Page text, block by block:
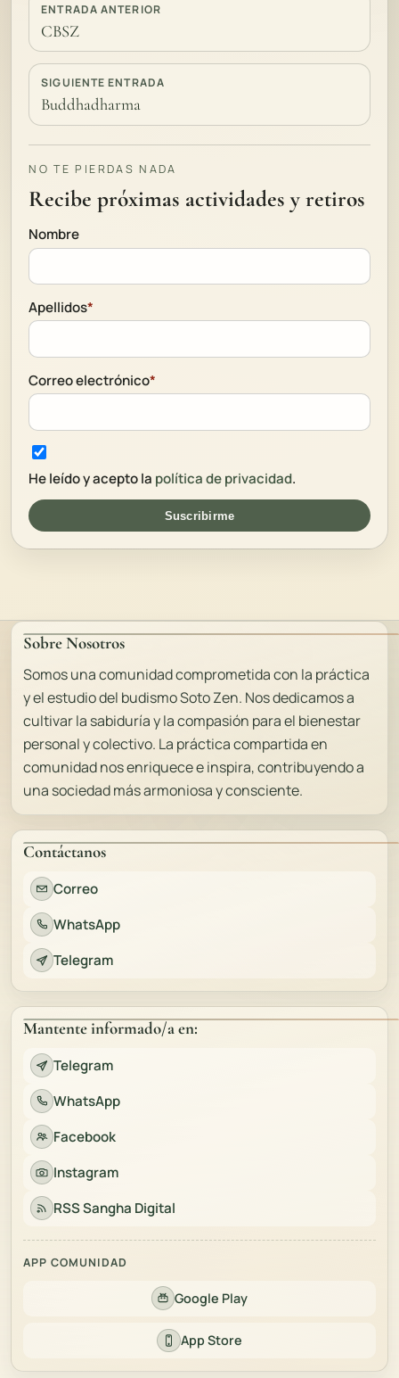
ENTRADA ANTERIOR
CBSZ
SIGUIENTE ENTRADA
Buddhadharma
NO TE PIERDAS NADA
Recibe próximas actividades y retiros
Nombre
Apellidos*
Correo electrónico*
He leído y acepto la política de privacidad.
Suscribirme
Sobre Nosotros
Somos una comunidad comprometida con la práctica
y el estudio del budismo Soto Zen. Nos dedicamos a
cultivar la sabiduría y la compasión para el bienestar
personal y colectivo. La práctica compartida en
comunidad nos enriquece e inspira, contribuyendo a
una sociedad más armoniosa y consciente.
Contáctanos
Correo
WhatsApp
Telegram
Mantente informado/a en:
Telegram
WhatsApp
Facebook
Instagram
RSS Sangha Digital
APP COMUNIDAD
Google Play
App Store